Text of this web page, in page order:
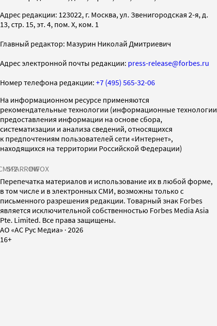
Адрес редакции: 123022, г. Москва, ул. Звенигородская 2-я, д.
13, стр. 15, эт. 4, пом. X, ком. 1
Главный редактор: Мазурин Николай Дмитриевич
Адрес электронной почты редакции: press-release@forbes.ru
Номер телефона редакции: +7 (495) 565-32-06
На информационном ресурсе применяются
рекомендательные технологии (информационные технологии
предоставления информации на основе сбора,
систематизации и анализа сведений, относящихся
к предпочтениям пользователей сети «Интернет»,
находящихся на территории Российской Федерации)
SPARROWINFOX
Перепечатка материалов и использование их в любой форме,
в том числе и в электронных СМИ, возможны только с
письменного разрешения редакции. Товарный знак Forbes
является исключительной собственностью Forbes Media Asia
Pte. Limited. Все права защищены.
AO «АС Рус Медиа» · 2026
16+